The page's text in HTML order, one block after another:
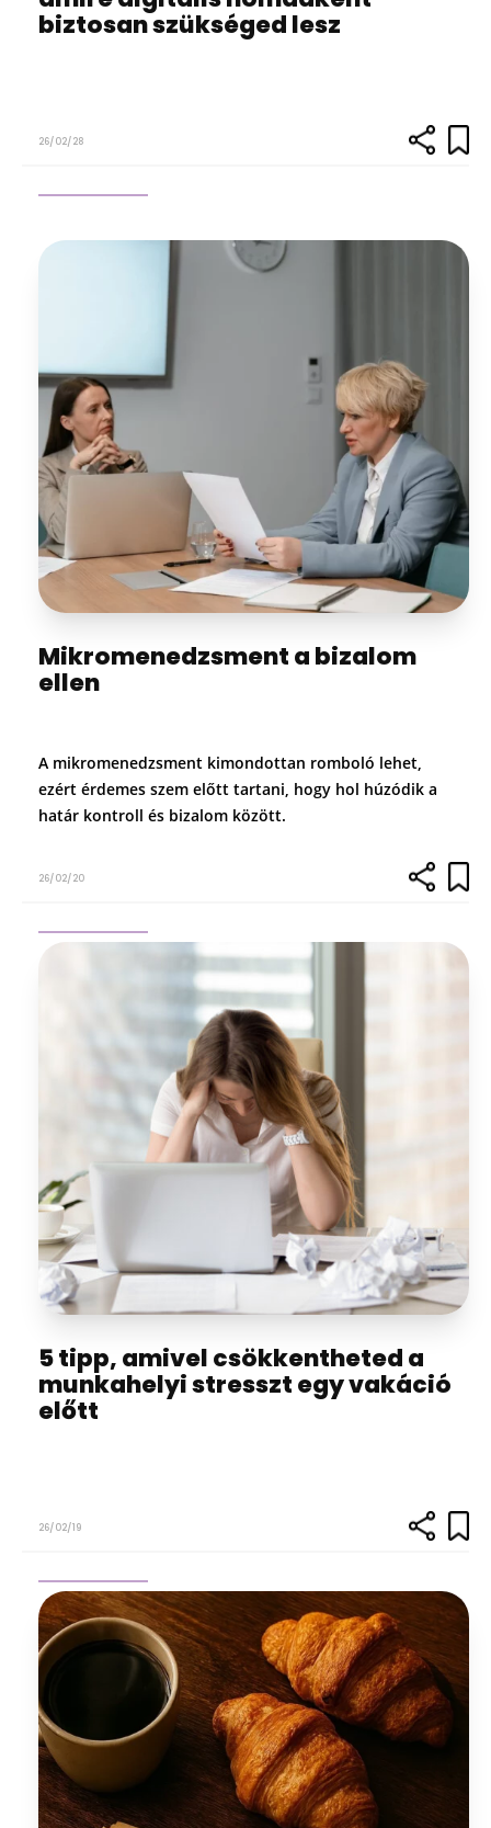
biztosan szükséged lesz
26/02/28
Mikromenedzsment a bizalom
ellen
A mikromenedzsment kimondottan romboló lehet,
ezért érdemes szem előtt tartani, hogy hol húzódik a
határ kontroll és bizalom között.
26/02/20
5 tipp, amivel csökkentheted a
munkahelyi stresszt egy vakáció
előtt
26/02/19